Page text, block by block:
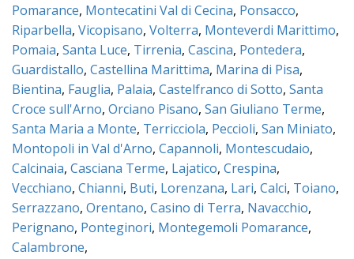
Pomarance, Montecatini Val di Cecina, Ponsacco,
Riparbella, Vicopisano, Volterra, Monteverdi Marittimo,
Pomaia, Santa Luce, Tirrenia, Cascina, Pontedera,
Guardistallo, Castellina Marittima, Marina di Pisa,
Bientina, Fauglia, Palaia, Castelfranco di Sotto, Santa
Croce sull'Arno, Orciano Pisano, San Giuliano Terme,
Santa Maria a Monte, Terricciola, Peccioli, San Miniato,
Montopoli in Val d'Arno, Capannoli, Montescudaio,
Calcinaia, Casciana Terme, Lajatico, Crespina,
Vecchiano, Chianni, Buti, Lorenzana, Lari, Calci, Toiano,
Serrazzano, Orentano, Casino di Terra, Navacchio,
Perignano, Ponteginori, Montegemoli Pomarance,
Calambrone,